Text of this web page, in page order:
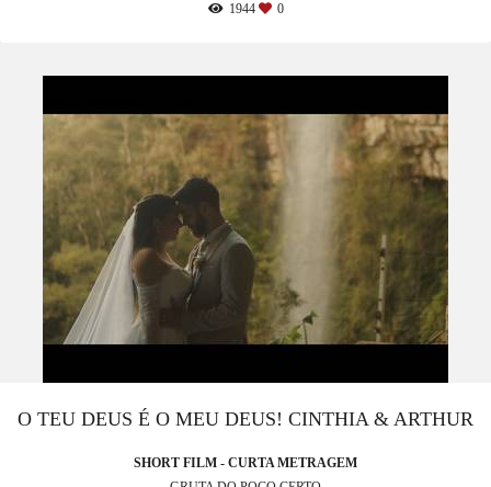
1944
0
O TEU DEUS É O MEU DEUS! CINTHIA & ARTHUR
SHORT FILM - CURTA METRAGEM